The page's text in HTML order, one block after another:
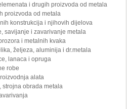
i drugih proizvoda od metala
proizvoda od metala
konstrukcija i njihovih dijelova
savijanje i zavarivanje metala
i metalnih kvaka
željeza, aluminija i dr.metala
lanaca i opruga
robe
alata
obrada metala